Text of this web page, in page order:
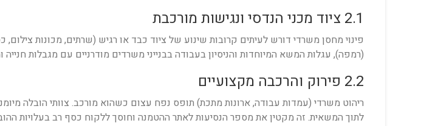
2.1 ציוד מכני הנדסי ונגישות מורכבת
פינוי מחסן משרדי דורש לעיתים קרובות שינוע של ציוד כבד או רגיש (שרתים, מכונות
(רמפה), עגלות המשא המיוחדות והניסיון בעבודה בבנייני משרדים מודרניים עם מגבלות
2.2 פירוק והרכבה מקצועיים
ריהוט משרדי (עמדות עבודה, ארונות מתכת) תופס נפח עצום כשהוא מורכב. צוותי הובלה
לתוך המשאית. זה מקטין את מספר הנסיעות לאתר ההטמנה וחוסך ללקוח כסף רב בעלויות